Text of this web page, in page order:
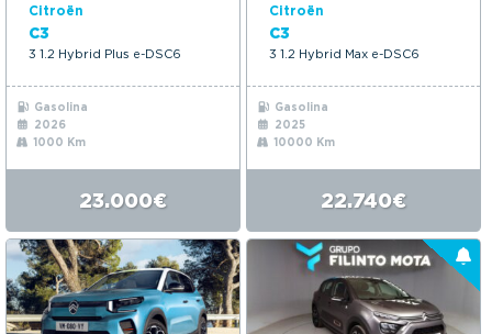
Citroën
C3
3 1.2 Hybrid Plus e-DSC6
Gasolina
2026
1000 Km
23.000€
Citroën
C3
3 1.2 Hybrid Max e-DSC6
Gasolina
2025
10000 Km
22.740€